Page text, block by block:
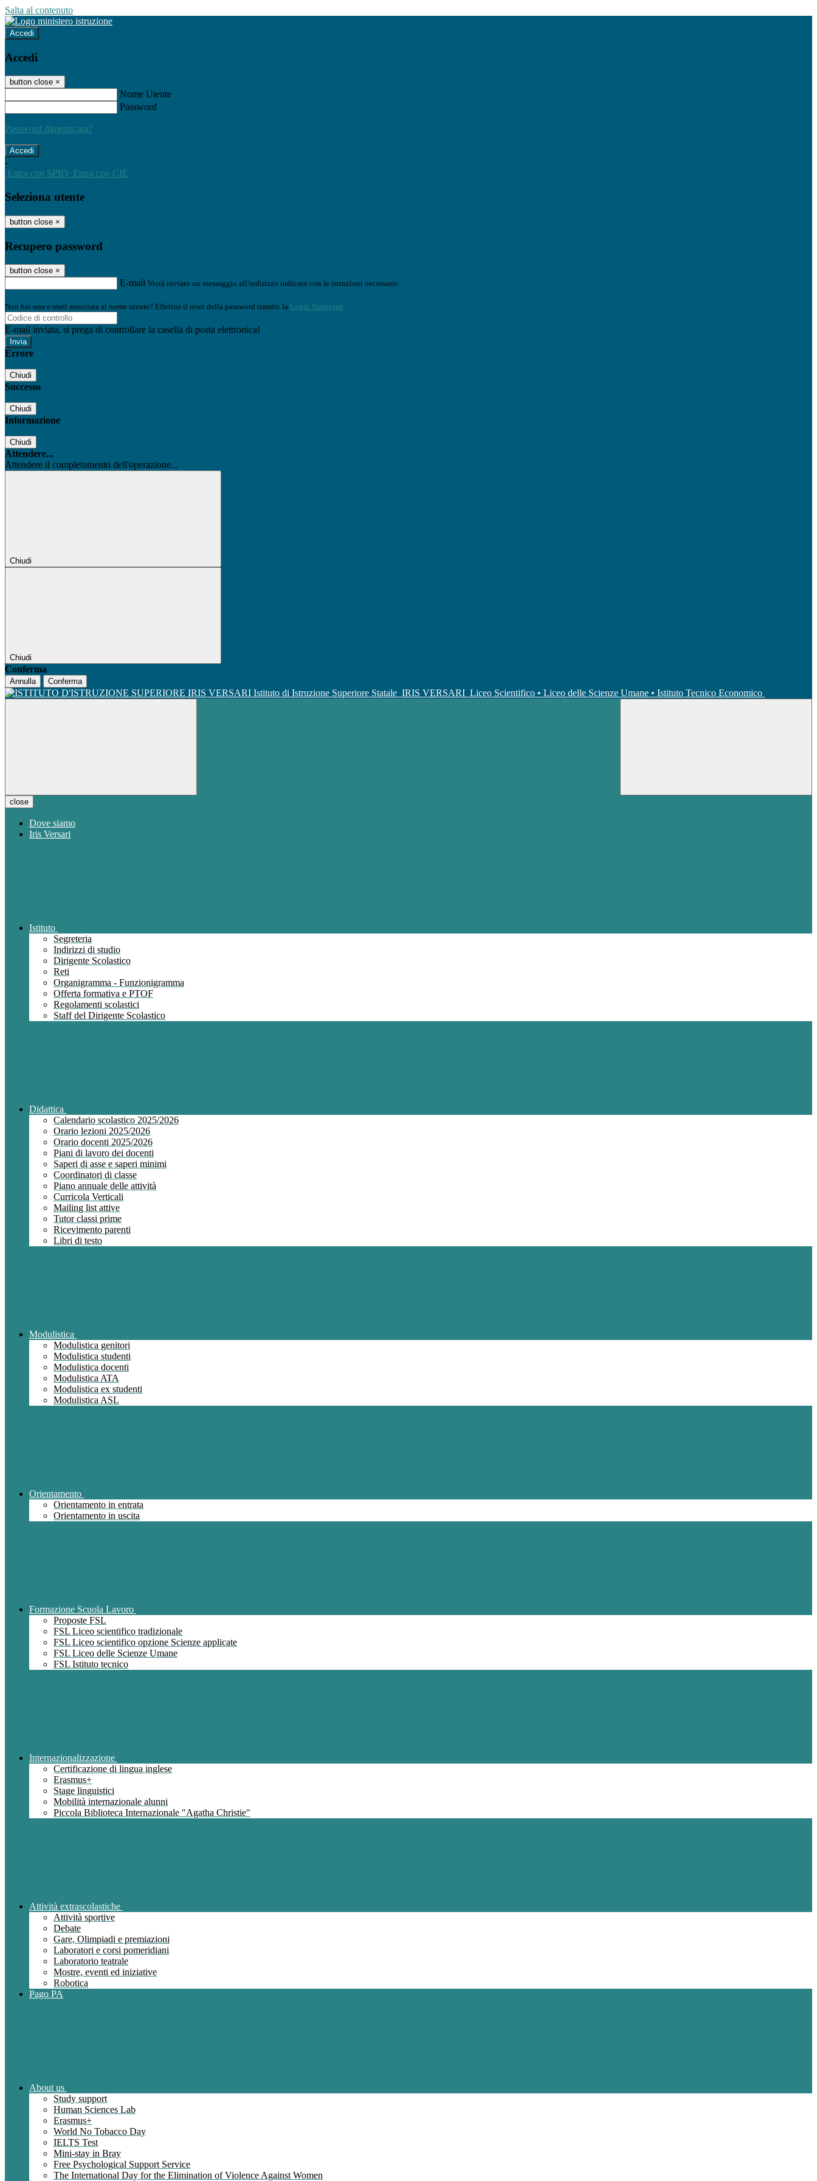
Salta al contenuto
Accedi
Accedi
button close ×
Nome Utente
Password
Password dimenticata?
-
Entra con SPID Entra con CIE
Seleziona utente
button close ×
Recupero password
button close ×
E-mail Verrà inviato un messaggio all'indirizzo indicato con le istruzioni necessarie.
Non hai una e-mail associata al nome utente? Effettua il reset della password tramite la Login Spaggiari
E-mail inviata, si prega di controllare la casella di posta elettronica!
Errore
Chiudi
Successo
Chiudi
Informazione
Chiudi
Attendere...
Attendere il completamento dell'operazione...
Chiudi
Chiudi
Conferma
Annulla Conferma
Istituto di Istruzione Superiore Statale IRIS VERSARI Liceo Scientifico • Liceo delle Scienze Umane • Istituto Tecnico Economico
close
Dove siamo
Iris Versari
Istituto
Segreteria
Indirizzi di studio
Dirigente Scolastico
Reti
Organigramma - Funzionigramma
Offerta formativa e PTOF
Regolamenti scolastici
Staff del Dirigente Scolastico
Didattica
Calendario scolastico 2025/2026
Orario lezioni 2025/2026
Orario docenti 2025/2026
Piani di lavoro dei docenti
Saperi di asse e saperi minimi
Coordinatori di classe
Piano annuale delle attività
Curricola Verticali
Mailing list attive
Tutor classi prime
Ricevimento parenti
Libri di testo
Modulistica
Modulistica genitori
Modulistica studenti
Modulistica docenti
Modulistica ATA
Modulistica ex studenti
Modulistica ASL
Orientamento
Orientamento in entrata
Orientamento in uscita
Formazione Scuola Lavoro
Proposte FSL
FSL Liceo scientifico tradizionale
FSL Liceo scientifico opzione Scienze applicate
FSL Liceo delle Scienze Umane
FSL Istituto tecnico
Internazionalizzazione
Certificazione di lingua inglese
Erasmus+
Stage linguistici
Mobilità internazionale alunni
Piccola Biblioteca Internazionale "Agatha Christie"
Attività extrascolastiche
Attività sportive
Debate
Gare, Olimpiadi e premiazioni
Laboratori e corsi pomeridiani
Laboratorio teatrale
Mostre, eventi ed iniziative
Robotica
Pago PA
About us
Study support
Human Sciences Lab
Erasmus+
World No Tobacco Day
IELTS Test
Mini-stay in Bray
Free Psychological Support Service
The International Day for the Elimination of Violence Against Women